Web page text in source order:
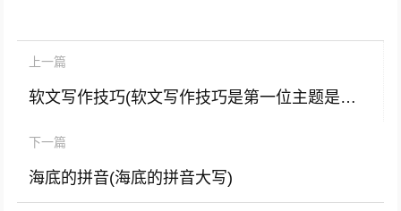
上一篇
软文写作技巧(软文写作技巧是第一位主题是第二位)
下一篇
海底的拼音(海底的拼音大写)